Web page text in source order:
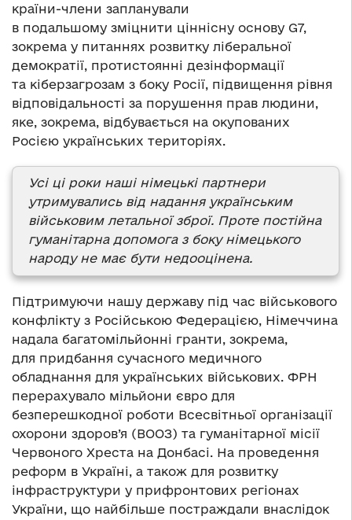
країни-члени запланували
в подальшому зміцнити ціннісну основу G7,
зокрема у питаннях розвитку ліберальної
демократії, протистоянні дезінформації
та кіберзагрозам з боку Росії, підвищення рівня
відповідальності за порушення прав людини,
яке, зокрема, відбувається на окупованих
Росією українських територіях.
Усі ці роки наші німецькі партнери
утримувались від надання українським
військовим летальної зброї. Проте постійна
гуманітарна допомога з боку німецького
народу не має бути недооцінена.
Підтримуючи нашу державу під час військового
конфлікту з Російською Федерацією, Німеччина
надала багатомільйонні гранти, зокрема,
для придбання сучасного медичного
обладнання для українських військових. ФРН
перерахувало мільйони євро для
безперешкодної роботи Всесвітньої організації
охорони здоров’я (ВООЗ) та гуманітарної місії
Червоного Хреста на Донбасі. На проведення
реформ в Україні, а також для розвитку
інфраструктури у прифронтових регіонах
України, що найбільше постраждали внаслідок